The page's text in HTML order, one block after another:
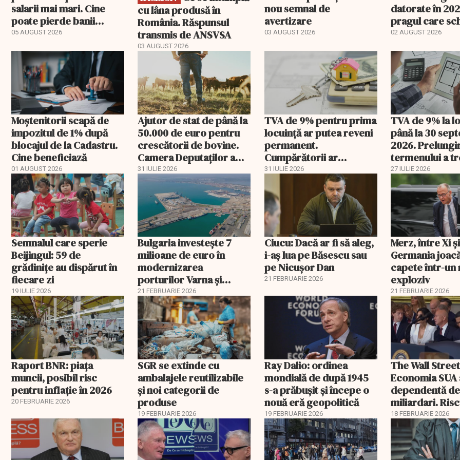
salarii mai mari. Cine
poate pierde banii
ceruți statului
05 AUGUST 2026
cu lâna produsă în
România. Răspunsul
transmis de ANSVSA
03 AUGUST 2026
nou semnal de
avertizare
03 AUGUST 2026
datorate în
pragul care
regimul fiscal
02 AUGUST 2026
Moștenitorii scapă de
impozitul de 1% după
blocajul de la Cadastru.
Cine beneficiază
01 AUGUST 2026
Ajutor de stat de până la
50.000 de euro pentru
crescătorii de bovine.
Camera Deputaților a
aprobat schema
31 IULIE 2026
TVA de 9% pentru prima
locuință ar putea reveni
permanent.
Cumpărătorii ar
economisi zeci de mii de
31 IULIE 2026
TVA de 9% la
până la 30
2026.
termenului a
comisia din
27 IULIE 2026
Semnalul care sperie
Beijingul: 59 de
grădinițe au dispărut în
fiecare zi
19 IULIE 2026
Bulgaria investește 7
milioane de euro în
modernizarea
porturilor Varna și
Burgas
21 FEBRUARIE 2026
Ciucu: Dacă ar fi să aleg,
i-aș lua pe Băsescu sau
pe Nicușor Dan
21 FEBRUARIE 2026
Merz, între Xi
Germania
capete într-un
exploziv
21 FEBRUARIE 2026
Raport BNR: piața
muncii, posibil risc
pentru inflație în 2026
20 FEBRUARIE 2026
SGR se extinde cu
ambalajele reutilizabile
și noi categorii de
produse
19 FEBRUARIE 2026
Ray Dalio: ordinea
mondială de după 1945
s-a prăbușit și începe o
nouă eră geopolitică
19 FEBRUARIE 2026
The Wall
Economia
dependentă de
miliardari.
pentru burse
18 FEBRUARIE 2026
EXCLUSIV EXCLUSIV